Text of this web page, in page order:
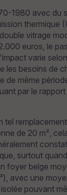
1980 avec du
thermique
vitrage
euros, le
varie
les besoins
de même
par le
tel
de 20 m²,
surtout
foyer belge
avec une
pouvant